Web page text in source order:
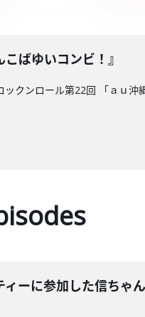
ばゆいコンビ！』
クンロール第22回 「ａｕ
ーに参加した信ちゃ